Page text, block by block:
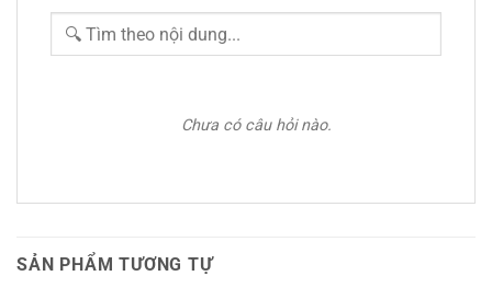
Chưa có câu hỏi nào.
SẢN PHẨM TƯƠNG TỰ